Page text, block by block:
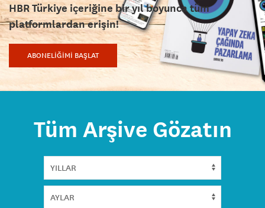
HBR Türkiye içeriğine bir yıl boyunca tüm
platformlardan erişin!
ABONELİĞİMİ BAŞLAT
Tüm Arşive Gözatın